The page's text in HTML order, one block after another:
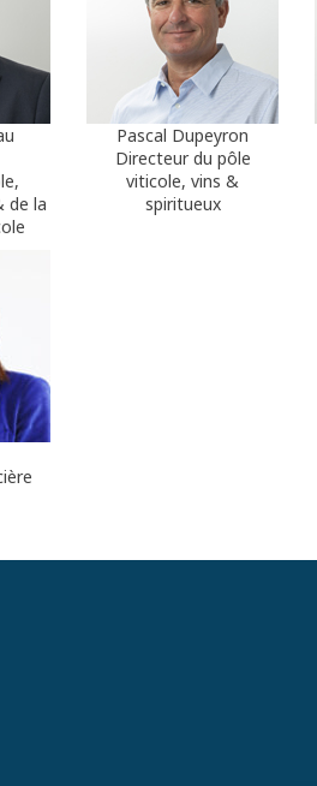
de la
Pascal Dupeyron
Directeur du pôle
viticole, vins &
spiritueux